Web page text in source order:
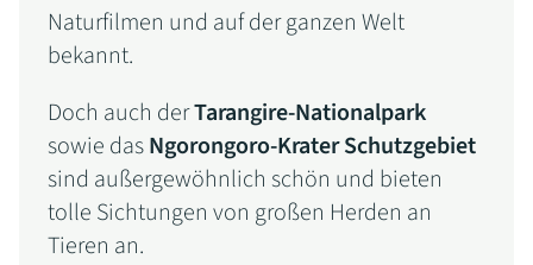
Naturfilmen und auf der ganzen Welt
bekannt.
Doch auch derTarangire-Nationalpark
sowie dasNgorongoro-Krater Schutzgebiet
sind außergewöhnlich schön und bieten
tolle Sichtungen von großen Herden an
Tieren an.